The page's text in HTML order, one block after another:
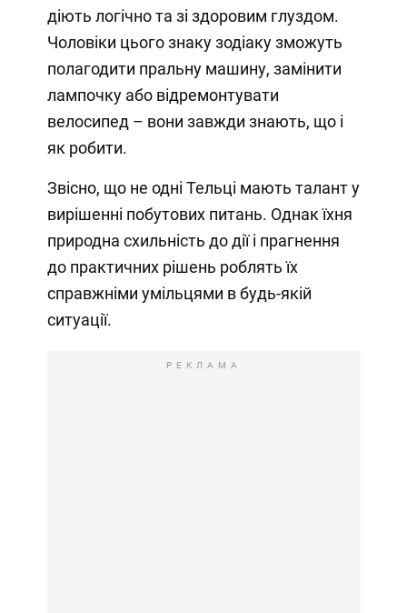
діють логічно та зі здоровим глуздом.
Чоловіки цього знаку зодіаку зможуть
полагодити пральну машину, замінити
лампочку або відремонтувати
велосипед – вони завжди знають, що і
як робити.
Звісно, що не одні Тельці мають талант у
вирішенні побутових питань. Однак їхня
природна схильність до дії і прагнення
до практичних рішень роблять їх
справжніми умільцями в будь-якій
ситуації.
РЕКЛАМА